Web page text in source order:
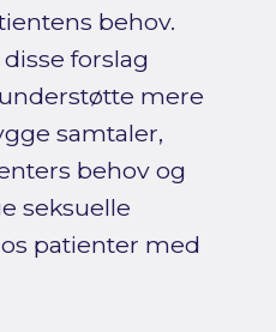
behov.
forslag
mere
samtaler,
behov og
seksuelle
patienter med